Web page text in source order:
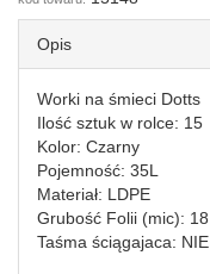
Opis
Worki na śmieci Dotts
Ilość sztuk w rolce: 15
Kolor: Czarny
Pojemność: 35L
Materiał: LDPE
Grubość Folii (mic): 18
Taśma ściągajaca: NIE